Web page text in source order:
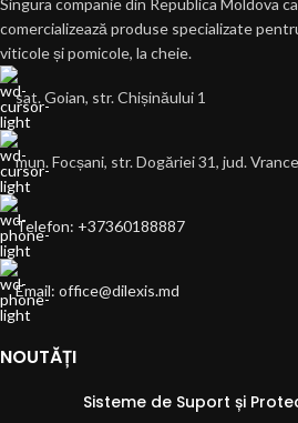
Singura companie din Republica Moldova
comercializează produse specializate
viticole și pomicole, la cheie.
sat. Goian, str. Chișinăului 1
mun. Focșani, str. Dogăriei 31, jud.
Telefon: +37360188887
Email: office@dilexis.md
NOUTĂȚI
Sisteme de Suport și